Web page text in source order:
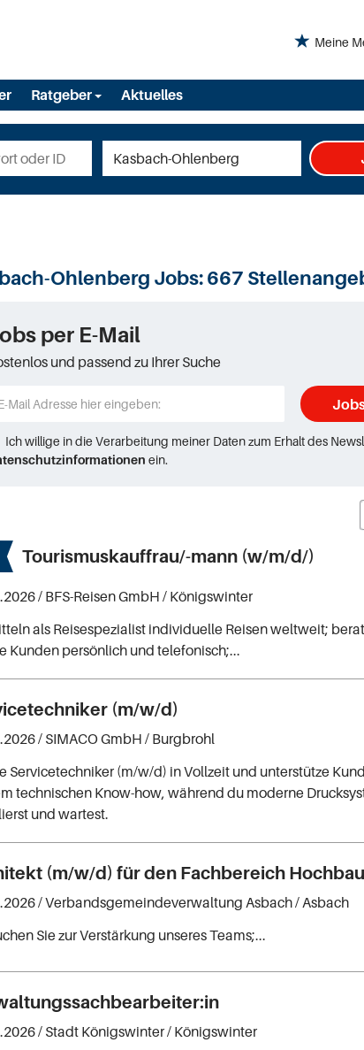
Meine
Ratgeber Aktuelles
Ohlenberg Jobs:667
per E-Mail
und passend zu Ihrer Suche
Ich willige in die Verarbeitung meiner Daten zum Erhalt des
ein.
Tourismuskauffrau/-mann (w/m/d/)
/ BFS-Reisen GmbH / Königswinter
als Reisespezialist individuelle Reisen weltweit;
Kunden persönlich und telefonisch;...
(m/w/d)
/SIMACO GmbH / Burgbrohl
Servicetechniker (m/w/d) in Vollzeit und unterstütze
technischen Know-how, während du moderne
und wartest.
(m/w/d) für den Fachbereich Hochbau
/Verbandsgemeindeverwaltung Asbach/ Asbach
Sie zur Verstärkung unseres Teams;...
/ Stadt Königswinter/ Königswinter